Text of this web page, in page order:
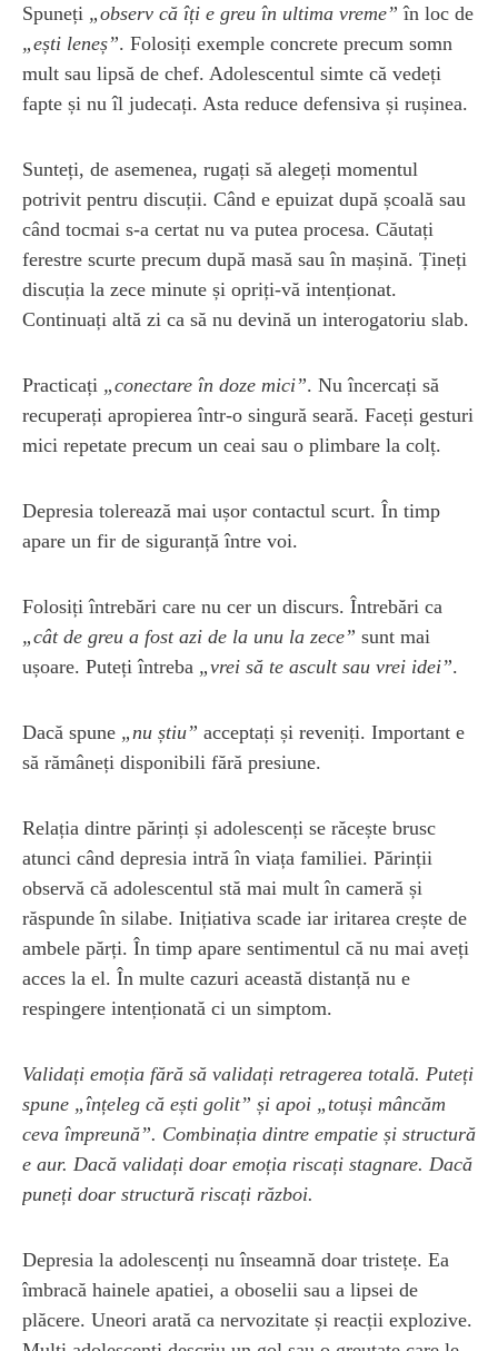
Spuneți „observ că îți e greu în ultima vreme” în loc de
„ești leneș”. Folosiți exemple concrete precum somn
mult sau lipsă de chef. Adolescentul simte că vedeți
fapte și nu îl judecați. Asta reduce defensiva și rușinea.
Sunteți, de asemenea, rugați să alegeți momentul
potrivit pentru discuții. Când e epuizat după școală sau
când tocmai s-a certat nu va putea procesa. Căutați
ferestre scurte precum după masă sau în mașină. Țineți
discuția la zece minute și opriți-vă intenționat.
Continuați altă zi ca să nu devină un interogatoriu slab.
Practicați „conectare în doze mici”. Nu încercați să
recuperați apropierea într-o singură seară. Faceți gesturi
mici repetate precum un ceai sau o plimbare la colț.
Depresia tolerează mai ușor contactul scurt. În timp
apare un fir de siguranță între voi.
Folosiți întrebări care nu cer un discurs. Întrebări ca
„cât de greu a fost azi de la unu la zece” sunt mai
ușoare. Puteți întreba „vrei să te ascult sau vrei idei”.
Dacă spune „nu știu” acceptați și reveniți. Important e
să rămâneți disponibili fără presiune.
Relația dintre părinți și adolescenți se răcește brusc
atunci când depresia intră în viața familiei. Părinții
observă că adolescentul stă mai mult în cameră și
răspunde în silabe. Inițiativa scade iar iritarea crește de
ambele părți. În timp apare sentimentul că nu mai aveți
acces la el. În multe cazuri această distanță nu e
respingere intenționată ci un simptom.
Validați emoția fără să validați retragerea totală. Puteți
spune „înțeleg că ești golit” și apoi „totuși mâncăm
ceva împreună”. Combinația dintre empatie și structură
e aur. Dacă validați doar emoția riscați stagnare. Dacă
puneți doar structură riscați război.
Depresia la adolescenți nu înseamnă doar tristețe. Ea
îmbracă hainele apatiei, a oboselii sau a lipsei de
plăcere. Uneori arată ca nervozitate și reacții explozive.